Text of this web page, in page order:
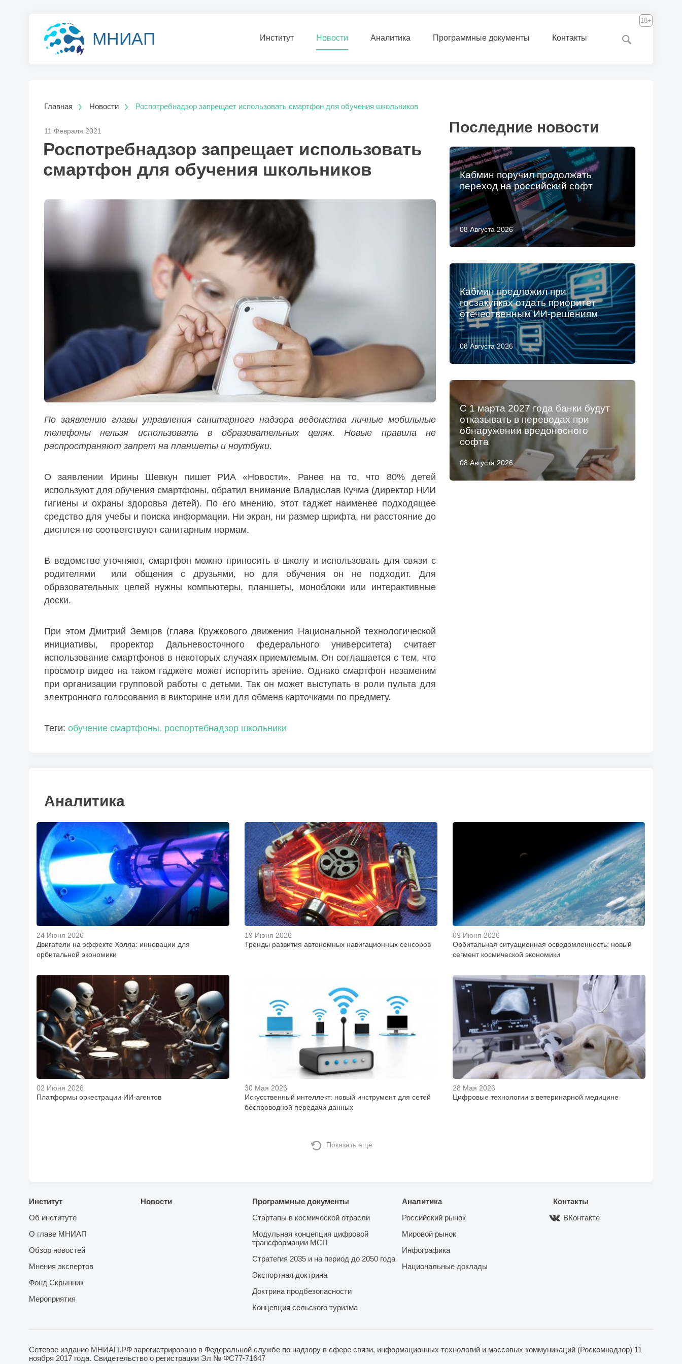
МНИАП Институт Новости Аналитика Программные документы Контакты
18+
Главная Новости Роспотребнадзор запрещает использовать смартфон для обучения школьников
11 Февраля 2021
Роспотребнадзор запрещает использовать
смартфон для обучения школьников
По заявлению главы управления санитарного надзора ведомства личные мобильные
телефоны нельзя использовать в образовательных целях. Новые правила не
распространяют запрет на планшеты и ноутбуки.
О заявлении Ирины Шевкун пишет РИА «Новости». Ранее на то, что 80% детей
используют для обучения смартфоны, обратил внимание Владислав Кучма (директор НИИ
гигиены и охраны здоровья детей). По его мнению, этот гаджет наименее подходящее
средство для учебы и поиска информации. Ни экран, ни размер шрифта, ни расстояние до
дисплея не соответствуют санитарным нормам.
В ведомстве уточняют, смартфон можно приносить в школу и использовать для связи с
родителями или общения с друзьями, но для обучения он не подходит. Для
образовательных целей нужны компьютеры, планшеты, моноблоки или интерактивные
доски.
При этом Дмитрий Земцов (глава Кружкового движения Национальной технологической
инициативы, проректор Дальневосточного федерального университета) считает
использование смартфонов в некоторых случаях приемлемым. Он соглашается с тем, что
просмотр видео на таком гаджете может испортить зрение. Однако смартфон незаменим
при организации групповой работы с детьми. Так он может выступать в роли пульта для
электронного голосования в викторине или для обмена карточками по предмету.
Теги: обучение смартфоны. роспортебнадзор школьники
Последние новости
08 Августа 2026
Кабмин поручил продолжать
переход на российский софт
08 Августа 2026
Кабмин предложил при
госзакупках отдать приоритет
отечественным ИИ-решениям
08 Августа 2026
С 1 марта 2027 года банки будут
отказывать в переводах при
обнаружении вредоносного
софта
Аналитика
24 Июня 2026
Двигатели на эффекте Холла: инновации для
орбитальной экономики
19 Июня 2026
Тренды развития автономных навигационных сенсоров
09 Июня 2026
Орбитальная ситуационная осведомленность: новый
сегмент космической экономики
02 Июня 2026
Платформы оркестрации ИИ-агентов
30 Мая 2026
Искусственный интеллект: новый инструмент для сетей
беспроводной передачи данных
28 Мая 2026
Цифровые технологии в ветеринарной медицине
Показать еще
Институт
Об институте
О главе МНИАП
Обзор новостей
Мнения экспертов
Фонд Скрынник
Мероприятия
Новости
Программные документы
Стартапы в космической отрасли
Модульная концепция цифровой
трансформации МСП
Стратегия 2035 и на период до 2050 года
Экспортная доктрина
Доктрина продбезопасности
Концепция сельского туризма
Аналитика
Российский рынок
Мировой рынок
Инфографика
Национальные доклады
Контакты
ВКонтакте
Сетевое издание МНИАП.РФ зарегистрировано в Федеральной службе по надзору в сфере связи, информационных технологий и массовых коммуникаций (Роскомнадзор) 11
ноября 2017 года. Свидетельство о регистрации Эл № ФС77-71647